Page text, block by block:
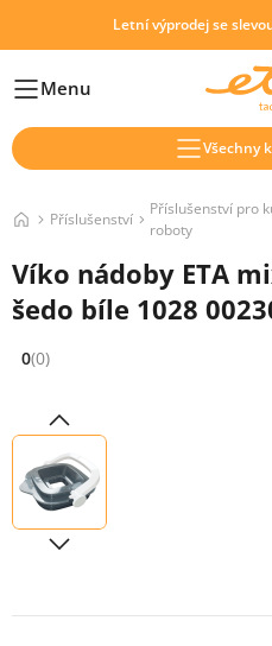
Letní výprodej se
HlavníMenu
Všechny
Příslušenství
Příslušenství pro
roboty
Víko nádoby ETA
šedo bíle 1028
Hodnocení: 0 z 5 (0 recenzí)
0(0)